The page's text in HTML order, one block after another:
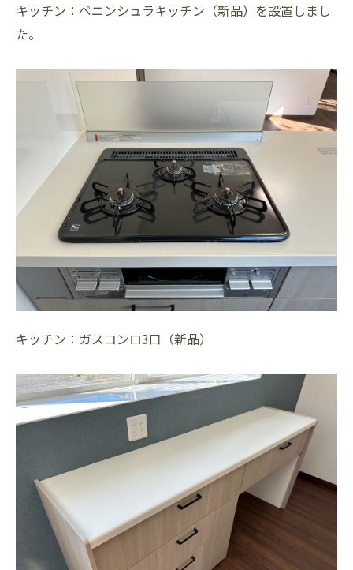
キッチン：ペニンシュラキッチン（新品）を設置しまし
た。
キッチン：ガスコンロ3口（新品）